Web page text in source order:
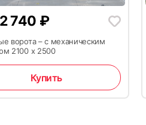
740 ₽
ворота – с механическим
2100 х 2500
Купить